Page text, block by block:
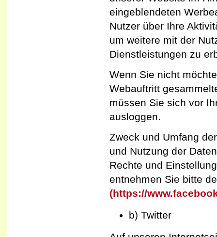
eingeblendeten
Nutzer über Ihre
um weitere mit der
Dienstleistungen zu
Wenn Sie nicht
Webauftritt
müssen Sie sich vor
ausloggen.
Zweck und Umfang
und Nutzung der
Rechte und
entnehmen Sie bitte
(https://
b) Twitter